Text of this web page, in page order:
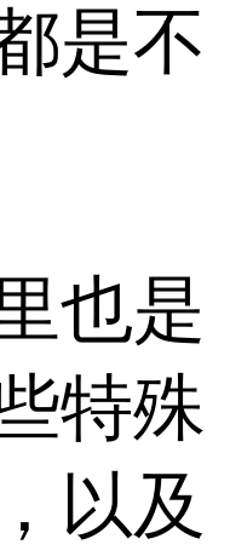
是不
也是
特殊
以及